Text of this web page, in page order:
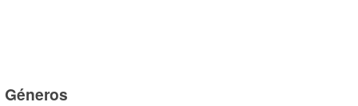
Géneros